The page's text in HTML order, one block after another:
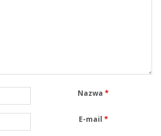
Nazwa*
E-mail *